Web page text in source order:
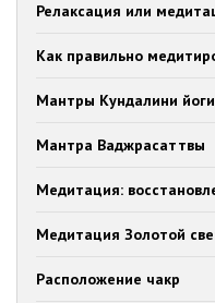
Релаксация или
Как правильно
Мантры Кундалини йоги
Мантра Ваджрасаттвы
Медитация:
Медитация Золотой
Расположение чакр